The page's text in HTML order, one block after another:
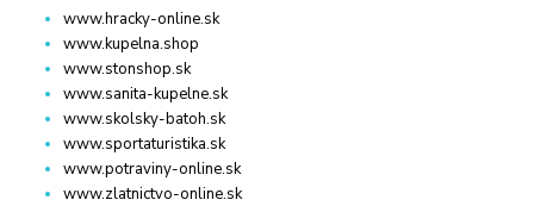
www.hracky-online.sk
www.kupelna.shop
www.stonshop.sk
www.sanita-kupelne.sk
www.skolsky-batoh.sk
www.sportaturistika.sk
www.potraviny-online.sk
www.zlatnictvo-online.sk